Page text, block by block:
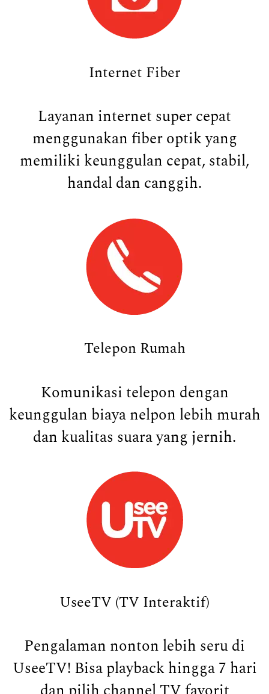
Internet Fiber
Layanan internet super cepat
menggunakan fiber optik yang
memiliki keunggulan cepat, stabil,
handal dan canggih.
Telepon Rumah
Komunikasi telepon dengan
keunggulan biaya nelpon lebih murah
dan kualitas suara yang jernih.
UseeTV (TV Interaktif)
Pengalaman nonton lebih seru di
UseeTV! Bisa playback hingga 7 hari